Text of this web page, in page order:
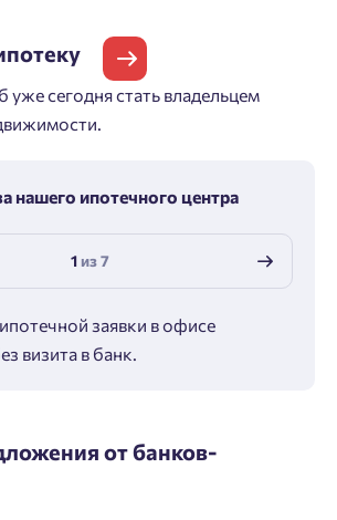
уже сегодня стать владельцем
нашего ипотечного центра
1из7
заявки в офисе
визита в банк.
от банков-